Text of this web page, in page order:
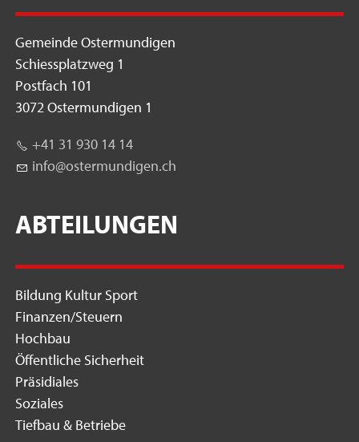
Gemeinde Ostermundigen
Schiessplatzweg 1
Postfach 101
3072 Ostermundigen 1
+41 31 930 14 14
nf
st rm nd g n ch
ABTEILUNGEN
Bildung Kultur Sport
Finanzen/Steuern
Hochbau
Öffentliche Sicherheit
Präsidiales
Soziales
Tiefbau & Betriebe